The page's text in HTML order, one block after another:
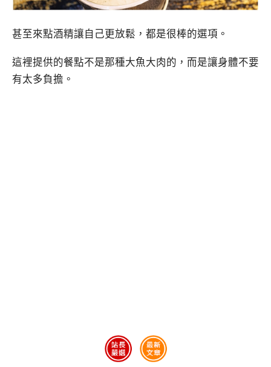
甚至來點酒精讓自己更放鬆，都是很棒的選項。
這裡提供的餐點不是那種大魚大肉的，而是讓身體不要
有太多負擔。